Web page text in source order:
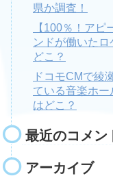
県か調査！
【100％！アピ
ンドが働いた
どこ？
ドコモCMで綾
ている音楽ホ
はどこ？
最近のコメン
アーカイブ